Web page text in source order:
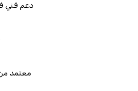
دعم فني في استيراد بيانات
معتمد من هيئة الزكاة